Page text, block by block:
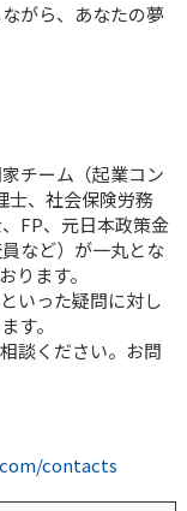
がら、あなたの夢
チーム（起業コン
士、社会保険労務
FP、元日本政策金
など）が一丸とな
ります。
いった疑問に対し
す。
談ください。お問
contacts